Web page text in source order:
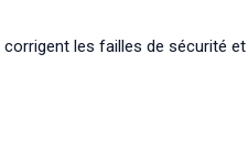
corrigent les failles de sécurité